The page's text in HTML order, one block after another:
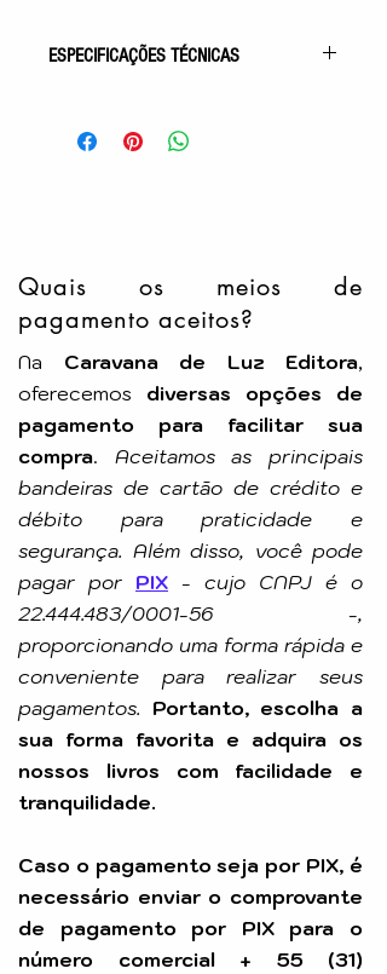
ESPECIFICAÇÕES TÉCNICAS
5ª Obra da Coleção Fonte Viva
Acabamento: Capa Comum – Bolso
Tamanho: 10x15cm
Quais os meios de
pagamento aceitos?
Na Caravana de Luz Editora,
oferecemos diversas opções de
pagamento para facilitar sua
compra. Aceitamos as principais
bandeiras de cartão de crédito e
débito para praticidade e
segurança. Além disso, você pode
pagar por PIX - cujo CNPJ é o
22.444.483/0001-56 -,
proporcionando uma forma rápida e
conveniente para realizar seus
pagamentos. Portanto, escolha a
sua forma favorita e adquira os
nossos livros com facilidade e
tranquilidade.
Caso o pagamento seja por PIX, é
necessário enviar o comprovante
de pagamento por PIX para o
número comercial + 55 (31)